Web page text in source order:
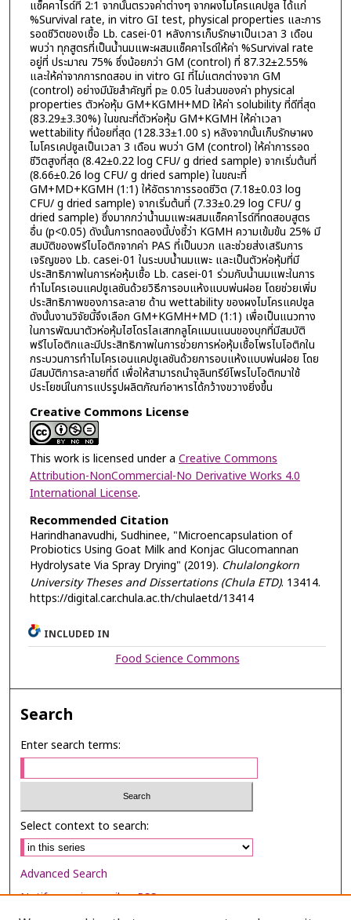
แซ็คคาไรด์ที่ 2:1 จากนั้นตรวจค่าต่างๆ จากผงไมโครแคปซูล ได้แก่
%Survival rate, in vitro GI test, physical properties และการ
รอดชีวิตของเชื้อ Lb. casei-01 หลังการเก็บรักษาเป็นเวลา 3 เดือน
พบว่า ทุกสูตรที่เป็นน้ำนมแพะผสมแซ็คคาไรด์ให้ค่า %Survival rate
อยู่ที่ ประมาณ 75% ซึ่งน้อยกว่า GM (control) ที่ 87.32±2.55%
และให้ค่าจากการทดสอบ in vitro GI ที่ไม่แตกต่างจาก GM
(control) อย่างมีนัยสำคัญที่ p≥ 0.05 ในส่วนของค่า physical
properties ตัวห่อหุ้ม GM+KGMH+MD ให้ค่า solubility ที่ดีที่สุด
(83.29±3.30%) ในขณะที่ตัวห่อหุ้ม GM+KGMH ให้ค่าเวลา
wettability ที่น้อยที่สุด (128.33±1.00 s) หลังจากนั้นเก็บรักษาผง
ไมโครเคปซูลเป็นเวลา 3 เดือน พบว่า GM (control) ให้ค่าการรอด
ชีวิตสูงที่สุด (8.42±0.22 log CFU/ g dried sample) จากเริ่มต้นที่
(8.66±0.26 log CFU/ g dried sample) ในขณะที่
GM+MD+KGMH (1:1) ให้อัตราการรอดชีวิต (7.18±0.03 log
CFU/ g dried sample) จากเริ่มต้นที่ (7.33±0.29 log CFU/ g
dried sample) ซึ่งมากกว่าน้ำนมแพะผสมแซ็คคาไรด์ที่ทดสอบสูตร
อื่น (p<0.05) ดังนั้นการทดลองนี้บ่งชี้ว่า KGMH ความเข้มข้น 25% มี
สมบัติของพรีไบโอติกจากค่า PAS ที่เป็นบวก และช่วยส่งเสริมการ
เจริญของ Lb. casei-01 ในระบบน้ำนมแพะ และเป็นตัวห่อหุ้มที่มี
ประสิทธิภาพในการห่อหุ้มเชื้อ Lb. casei-01 ร่วมกับน้ำนมแพะในการ
ทำไมโครเอนแคปซูเลชันด้วยวิธีการอบแห้งแบบพ่นฝอย โดยช่วยเพิ่ม
ประสิทธิภาพของการละลาย ด้าน wettability ของผงไมโครแคปซูล
ดังนั้นงานวิจัยนี้จึงเลือก GM+KGMH+MD (1:1) เพื่อเป็นแนวทาง
ในการพัฒนาตัวห่อหุ้มไฮโดรไลเสทกลูโคแมนแนนของบุกที่มีสมบัติ
พรีไบโอติกและมีประสิทธิภาพในการช่วยการห่อหุ้มเชื้อโพรไบโอติกใน
กระบวนการทำไมโครเอนแคปซูเลชันด้วยการอบแห้งแบบพ่นฝอย โดย
มีสมบัติการละลายที่ดี เพื่อให้สามารถนำจุลินทรีย์โพรไบโอติกมาใช้
ประโยชน์ในการแปรรูปผลิตภัณฑ์อาหารได้กว้างขวางยิ่งขึ้น
Creative Commons License
This work is licensed under a Creative Commons
Attribution-NonCommercial-No Derivative Works 4.0
International License.
Recommended Citation
Harindhanavudhi, Sudhinee, "Microencapsulation of
Probiotics Using Goat Milk and Konjac Glucomannan
Hydrolysate Via Spray Drying" (2019). Chulalongkorn
University Theses and Dissertations (Chula ETD). 13414.
https://digital.car.chula.ac.th/chulaetd/13414
INCLUDED IN
Food Science Commons
Search
Enter search terms:
Select context to search:
Advanced Search
Notify me via email orRSS